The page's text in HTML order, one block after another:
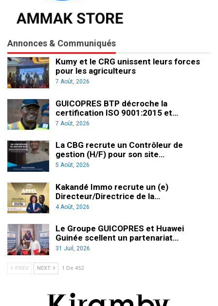
Annonces & Communiqués
Kumy et le CRG unissent leurs forces
pour les agriculteurs
7 Août, 2026
GUICOPRES BTP décroche la
certification ISO 9001:2015 et…
7 Août, 2026
La CBG recrute un Contrôleur de
gestion (H/F) pour son site…
5 Août, 2026
Kakandé Immo recrute un (e)
Directeur/Directrice de la…
4 Août, 2026
Le Groupe GUICOPRES et Huawei
Guinée scellent un partenariat…
31 Juil, 2026
PREV NEXT 1 De 452